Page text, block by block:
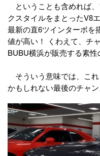
ということも含めれば
クスタイルをまとったV8
最新の直6ツインターボを
値が高い！ くわえて、チ
BUBU横浜が販売する素性
そういう意味では、こ
かもしれない最後のチャン